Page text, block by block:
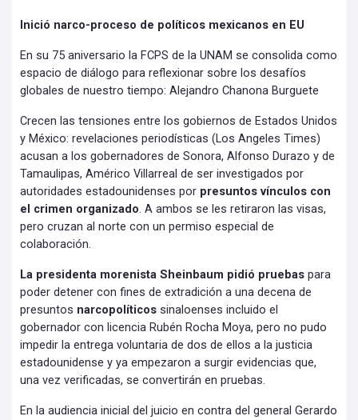
Inició narco-proceso de políticos mexicanos en EU
En su 75 aniversario la FCPS de la UNAM se consolida como
espacio de diálogo para reflexionar sobre los desafíos
globales de nuestro tiempo: Alejandro Chanona Burguete
Crecen las tensiones entre los gobiernos de Estados Unidos
y México: revelaciones periodísticas (Los Angeles Times)
acusan a los gobernadores de Sonora, Alfonso Durazo y de
Tamaulipas, Américo Villarreal de ser investigados por
autoridades estadounidenses por presuntos vínculos con
el crimen organizado. A ambos se les retiraron las visas,
pero cruzan al norte con un permiso especial de
colaboración.
La presidenta morenista Sheinbaum pidió pruebas para
poder detener con fines de extradición a una decena de
presuntos narcopolíticos sinaloenses incluido el
gobernador con licencia Rubén Rocha Moya, pero no pudo
impedir la entrega voluntaria de dos de ellos a la justicia
estadounidense y ya empezaron a surgir evidencias que,
una vez verificadas, se convertirán en pruebas.
En la audiencia inicial del juicio en contra del general Gerardo